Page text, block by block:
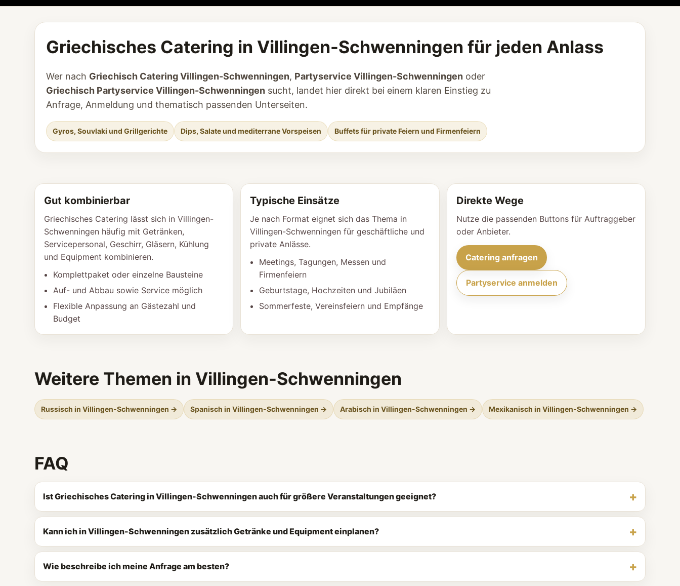
Griechisches Catering in Villingen-Schwenningen für jeden Anlass
Wer nach Griechisch Catering Villingen-Schwenningen, Partyservice Villingen-Schwenningen oder
Griechisch Partyservice Villingen-Schwenningen sucht, landet hier direkt bei einem klaren Einstieg zu
Anfrage, Anmeldung und thematisch passenden Unterseiten.
Gyros, Souvlaki und Grillgerichte Dips, Salate und mediterrane Vorspeisen Buffets für private Feiern und Firmenfeiern
Gut kombinierbar
Griechisches Catering lässt sich in Villingen-
Schwenningen häufig mit Getränken,
Servicepersonal, Geschirr, Gläsern, Kühlung
und Equipment kombinieren.
Komplettpaket oder einzelne Bausteine
Auf- und Abbau sowie Service möglich
Flexible Anpassung an Gästezahl und
Budget
Typische Einsätze
Je nach Format eignet sich das Thema in
Villingen-Schwenningen für geschäftliche und
private Anlässe.
Meetings, Tagungen, Messen und
Firmenfeiern
Geburtstage, Hochzeiten und Jubiläen
Sommerfeste, Vereinsfeiern und Empfänge
Direkte Wege
Nutze die passenden Buttons für Auftraggeber
oder Anbieter.
Catering anfragen
Partyservice anmelden
Weitere Themen in Villingen-Schwenningen
Russisch in Villingen-Schwenningen → Spanisch in Villingen-Schwenningen → Arabisch in Villingen-Schwenningen → Mexikanisch in Villingen-Schwenningen →
FAQ
Ist Griechisches Catering in Villingen-Schwenningen auch für größere Veranstaltungen geeignet?
Kann ich in Villingen-Schwenningen zusätzlich Getränke und Equipment einplanen?
Wie beschreibe ich meine Anfrage am besten?